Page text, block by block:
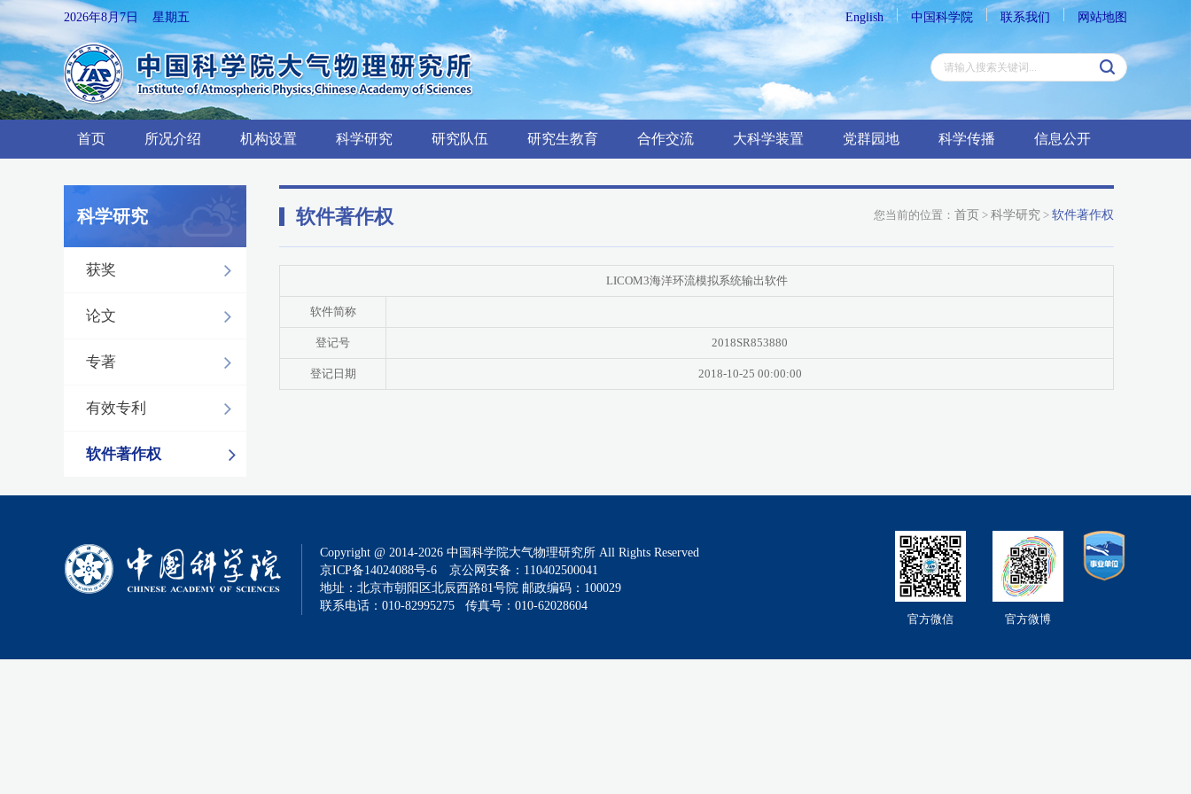
2026年8月7日 星期五 English 中国科学院 联系我们 网站地图
首页 所况介绍 机构设置 科学研究 研究队伍 研究生教育 合作交流 大科学装置 党群园地 科学传播 信息公开
科学研究
获奖
论文
专著
有效专利
软件著作权
软件著作权 您当前的位置： 首页 > 科学研究 > 软件著作权
LICOM3海洋环流模拟系统输出软件
软件简称
登记号 2018SR853880
登记日期 2018-10-25 00:00:00
官方微信 官方微博
Copyright @ 2014-2026 中国科学院大气物理研究所 All Rights Reserved
京ICP备14024088号-6
京公网安备：110402500041
地址：北京市朝阳区北辰西路81号院 邮政编码：100029
联系电话：010-82995275 传真号：010-62028604